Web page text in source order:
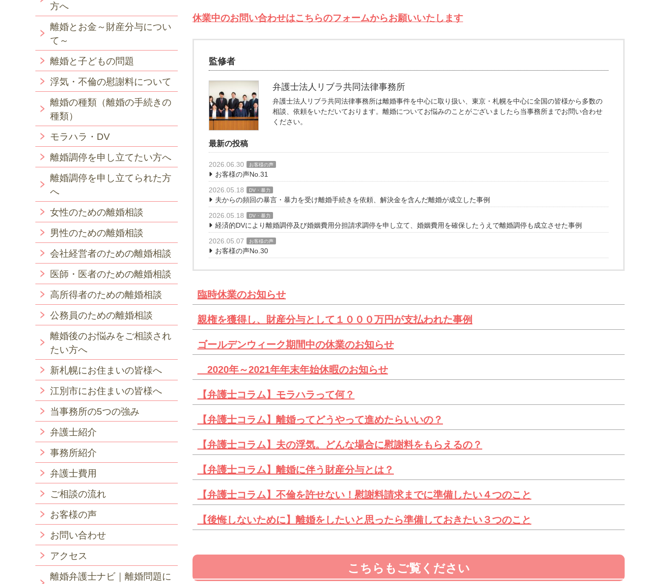
休業中のお問い合わせはこちらのフォームからお願いいたします
監修者
弁護士法人リブラ共同法律事務所
弁護士法人リブラ共同法律事務所は離婚事件を中心に取り扱い、東京・札幌を中心に全国の皆様から多数の
相談、依頼をいただいております。離婚についてお悩みのことがございましたら当事務所までお問い合わせ
ください。
最新の投稿
2026.06.30 お客様の声
お客様の声No.31
2026.05.18
DV・暴力
夫からの頻回の暴言・暴力を受け離婚手続きを依頼、解決金を含んだ離婚が成立した事例
2026.05.18
DV・暴力
経済的DVにより離婚調停及び婚姻費用分担請求調停を申し立て、婚姻費用を確保したうえで離婚調停も成立させた事例
2026.05.07
お客様の声
お客様の声No.30
臨時休業のお知らせ
親権を獲得し、財産分与として１０００万円が支払われた事例
ゴールデンウィーク期間中の休業のお知らせ
2020年～2021年年末年始休暇のお知らせ
【弁護士コラム】モラハラって何？
【弁護士コラム】離婚ってどうやって進めたらいいの？
【弁護士コラム】夫の浮気。どんな場合に慰謝料をもらえるの？
【弁護士コラム】離婚に伴う財産分与とは？
【弁護士コラム】不倫を許せない！慰謝料請求までに準備したい４つのこと
【後悔しないために】離婚をしたいと思ったら準備しておきたい３つのこと
こちらもご覧ください
方へ
離婚とお金～財産分与につい
て～
離婚と子どもの問題
浮気・不倫の慰謝料について
離婚の種類（離婚の手続きの
種類）
モラハラ・DV
離婚調停を申し立てたい方へ
離婚調停を申し立てられた方
へ
女性のための離婚相談
男性のための離婚相談
会社経営者のための離婚相談
医師・医者のための離婚相談
高所得者のための離婚相談
公務員のための離婚相談
離婚後のお悩みをご相談され
たい方へ
新札幌にお住まいの皆様へ
江別市にお住まいの皆様へ
当事務所の5つの強み
弁護士紹介
事務所紹介
弁護士費用
ご相談の流れ
お客様の声
お問い合わせ
アクセス
離婚弁護士ナビ｜離婚問題に